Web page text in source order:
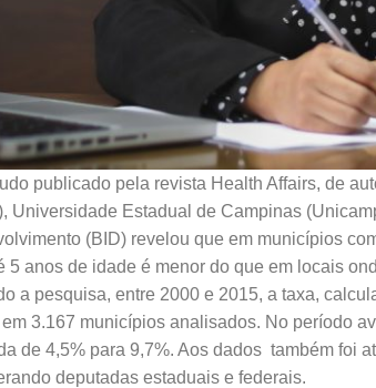
publicado pela revista Health Affairs, de
Universidade Estadual de Campinas
(BID) revelou que em municípios
5 anos de idade é menor do que em locais
a pesquisa, entre 2000 e 2015, a taxa,
em 3.167 municípios analisados. No período
de 4,5% para 9,7%. Aos dados também foi
deputadas estaduais e federais.